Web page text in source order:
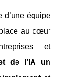
d’une équipe
au cœur
et
de l’IA un